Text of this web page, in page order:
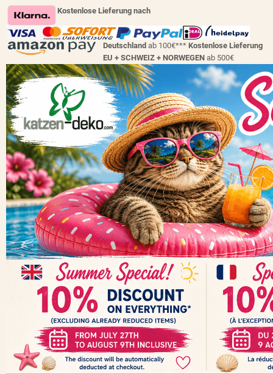
Kostenlose Lieferung nach
Deutschland ab 100€*** Kostenlose Lieferung
EU + SCHWEIZ + NORWEGEN ab 500€